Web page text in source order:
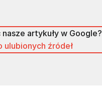
artykuły w Google?
ulubionych źródeł